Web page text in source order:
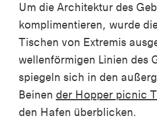
Um die Architektur des
komplimentieren, wurde
Tischen von Extremis
wellenförmigen Linien des
spiegeln sich in den
Beinen der Hopper picnic
den Hafen überblicken.